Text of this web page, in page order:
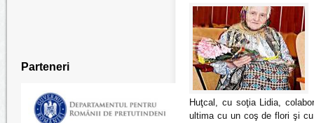
Parteneri
Huţcal, cu soţia Lidia,
ultima cu un coş de flori şi